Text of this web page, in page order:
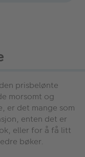
prisbelønte
morsomt og
er det mange som
enten det er
eller for å få litt
bøker.